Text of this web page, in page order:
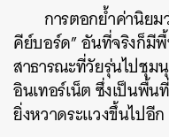
การตอกย้ำค่านิยม
คีย์บอร์ด” อันที่จริงก็มี
สาธารณะที่วัยรุ่นไปชุม
อินเทอร์เน็ต ซึ่งเป็นพื้
ยิ่งหวาดระแวงขึ้นไปอีก